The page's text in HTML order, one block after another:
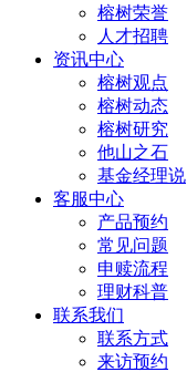
榕树荣誉
人才招聘
资讯中心
榕树观点
榕树动态
榕树研究
他山之石
基金经理说
客服中心
产品预约
常见问题
申赎流程
理财科普
联系我们
联系方式
来访预约